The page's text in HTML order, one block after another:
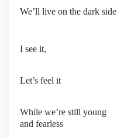
We’ll live on the dark side
I see it,
Let’s feel it
While we’re still young
and fearless